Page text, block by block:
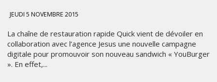
JEUDI 5 NOVEMBRE 2015
La chaîne de restauration rapide Quick vient de dévoiler en
collaboration avec l’agence Jesus une nouvelle campagne
digitale pour promouvoir son nouveau sandwich « YouBurger
». En effet,...